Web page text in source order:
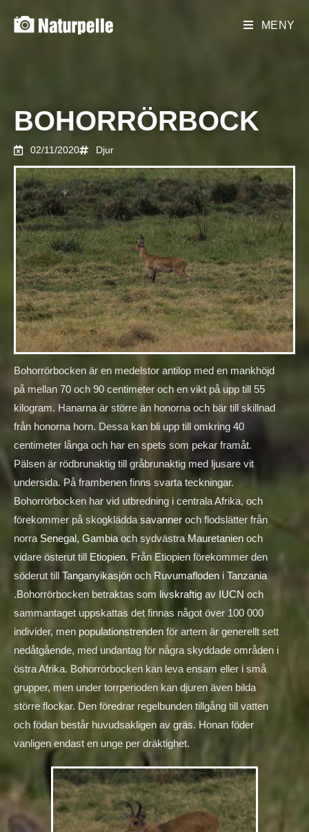
MENY
BOHORRÖRBOCK
02/11/2020 Djur
Bohorrörbocken är en medelstor antilop med en mankhöjd
på mellan 70 och 90 centimeter och en vikt på upp till 55
kilogram. Hanarna är större än honorna och bär till skillnad
från honorna horn. Dessa kan bli upp till omkring 40
centimeter långa och har en spets som pekar framåt.
Pälsen är rödbrunaktig till gråbrunaktig med ljusare vit
undersida. På frambenen finns svarta teckningar.
Bohorrörbocken har vid utbredning i centrala Afrika, och
förekommer på skogkläddasavanner och flodslätter från
norra Senegal, Gambiaoch sydvästra Mauretanien och
vidare österut till
Etiopien. Från Etiopien förekommer den
söderut till Tanganyikasjön och Ruvumafloden i Tanzania
.Bohorrörbocken betraktas som livskraftig av IUCN och
sammantaget uppskattas det finnas något över 100 000
individer, men populationstrenden för artern är generellt sett
nedåtgående, med undantag för några skyddade områden i
östra Afrika. Bohorrörbocken kan leva ensam eller i små
grupper, men under torrperioden kan djuren även bilda
större flockar. Den föredrar regelbunden tillgång till vatten
och födan består huvudsakligen av gräs. Honan föder
vanligen endast en unge per dräktighet.